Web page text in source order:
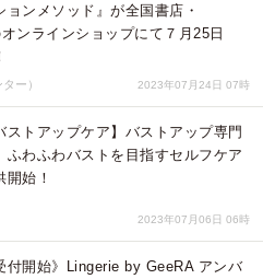
ョンメソッド』が全国書店・
ンラインショップにて７月25日
ー） 2023年07月24日 07時
ストアップケア】バストアップ専門
ふわふわバストを目指すセルフケア
開始！
2023年07月06日 06時
付開始》Lingerie by GeeRA アンバ